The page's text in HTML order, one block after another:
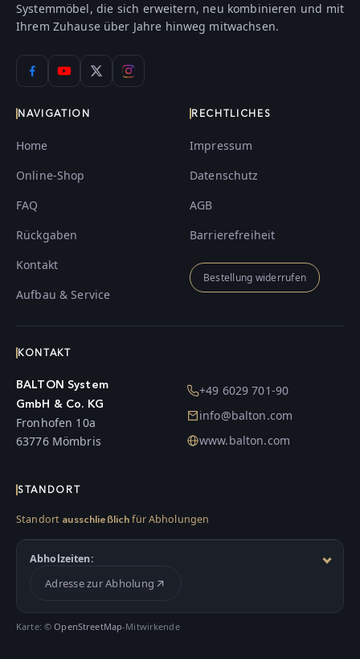
Systemmöbel, die sich erweitern, neu kombinieren und mit
Ihrem Zuhause über Jahre hinweg mitwachsen.
NAVIGATION
Home
Online-Shop
FAQ
Rückgaben
Kontakt
Aufbau & Service
RECHTLICHES
Impressum
Datenschutz
AGB
Barrierefreiheit
Bestellung widerrufen
KONTAKT
BALTON System
GmbH & Co. KG
Fronhofen 10a
63776 Mömbris
+49 6029 701-90
info@balton.com
www.balton.com
STANDORT
Standort ausschließlich für Abholungen
Abholzeiten:
Adresse zur Abholung
Karte: ©OpenStreetMap-Mitwirkende